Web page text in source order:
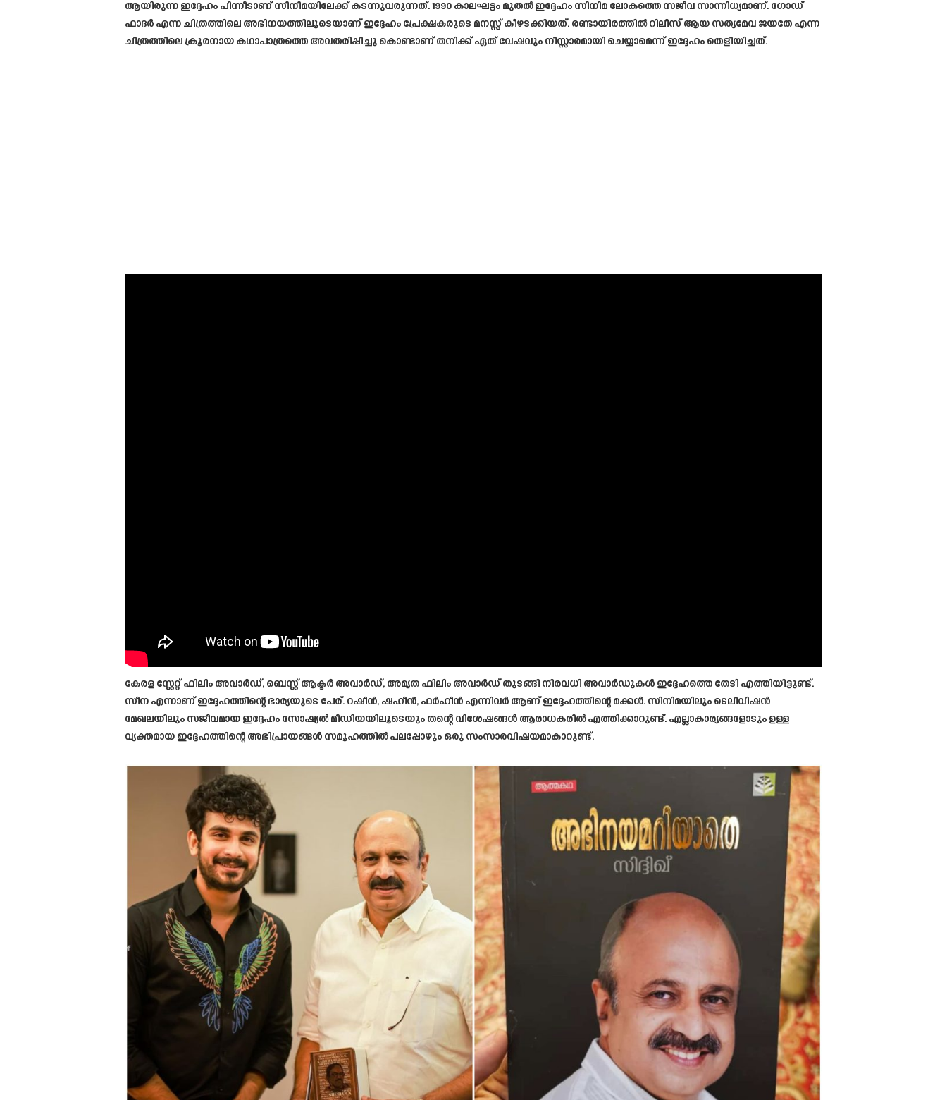
ആയിരുന്ന ഇദ്ദേഹം പിന്നീടാണ് സിനിമയിലേക്ക് കടന്നുവരുന്നത്. 1990 കാലഘട്ടം മുതൽ ഇദ്ദേഹം സിനിമ ലോകത്തെ സജീവ സാന്നിധ്യമാണ്. ഗോഡ്
ഫാദർ എന്ന ചിത്രത്തിലെ അഭിനയത്തിലൂടെയാണ് ഇദ്ദേഹം പ്രേക്ഷകരുടെ മനസ്സ് കീഴടക്കിയത്. രണ്ടായിരത്തിൽ റിലീസ് ആയ സത്യമേവ ജയതേ എന്ന
ചിത്രത്തിലെ ക്രൂരനായ കഥാപാത്രത്തെ അവതരിപ്പിച്ചു കൊണ്ടാണ് തനിക്ക് ഏത് വേഷവും നിസ്സാരമായി ചെയ്യാമെന്ന് ഇദ്ദേഹം തെളിയിച്ചത്.
കേരള സ്റ്റേറ്റ് ഫിലിം അവാർഡ്, ബെസ്റ്റ് ആക്ടർ അവാർഡ്, അമൃത ഫിലിം അവാർഡ് തുടങ്ങി നിരവധി അവാർഡുകൾ ഇദ്ദേഹത്തെ തേടി എത്തിയിട്ടുണ്ട്.
സീന എന്നാണ് ഇദ്ദേഹത്തിന്റെ ഭാര്യയുടെ പേര്. റഷീൻ, ഷഹീൻ, ഫർഹീൻ എന്നിവർ ആണ് ഇദ്ദേഹത്തിന്റെ മക്കൾ. സിനിമയിലും ടെലിവിഷൻ
മേഖലയിലും സജീവമായ ഇദ്ദേഹം സോഷ്യൽ മീഡിയയിലൂടെയും തന്റെ വിശേഷങ്ങൾ ആരാധകരിൽ എത്തിക്കാറുണ്ട്. എല്ലാകാര്യങ്ങളോടും ഉള്ള
വ്യക്തമായ ഇദ്ദേഹത്തിന്റെ അഭിപ്രായങ്ങൾ സമൂഹത്തിൽ പലപ്പോഴും ഒരു സംസാരവിഷയമാകാറുണ്ട്.